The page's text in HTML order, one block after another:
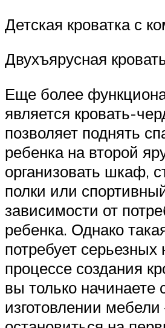
Детская кроватка с
Двухъярусная
Еще более
является кровать-
позволяет поднять
ребенка на второй
организовать шкаф,
полки или
зависимости от
ребенка. Однако
потребует серьезных
процессе создания
вы только начинаете
изготовлении